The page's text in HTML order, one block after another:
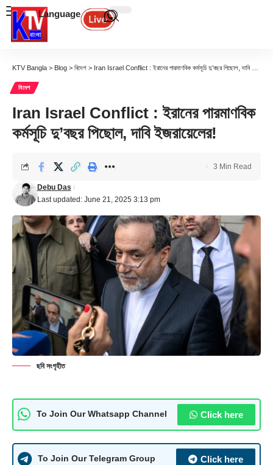
Language
KTV Bangla > Blog > বিদেশ > Iran Israel Conflict : ইরানের পারমাণবিক কর্মসূচি দু’বছর পিছোল, দাবি ইজরায়েলের!
বিদেশ
Iran Israel Conflict : ইরানের পারমাণবিক
কর্মসূচি দু’বছর পিছোল, দাবি ইজরায়েলের!
Last updated: June 21, 2025 3:13 pm
Debu Das
3 Min Read
ছবি সংগৃহীত
To Join Our Whatsapp Channel Click here
To Join Our Telegram Group Click here